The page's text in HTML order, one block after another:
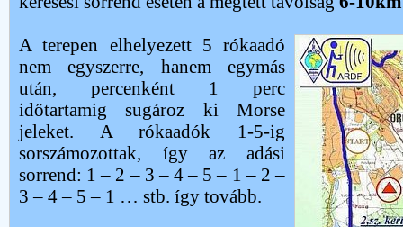
A terepen elhelyezett 5 rókaadó
nem egyszerre, hanem egymás
után, percenként 1 perc
időtartamig sugároz ki Morse
jeleket. A rókaadók 1-5-ig
sorszámozottak, így az adási
sorrend: 1 – 2 – 3 – 4 – 5 – 1 – 2 –
3 – 4 – 5 – 1 … stb. így tovább.